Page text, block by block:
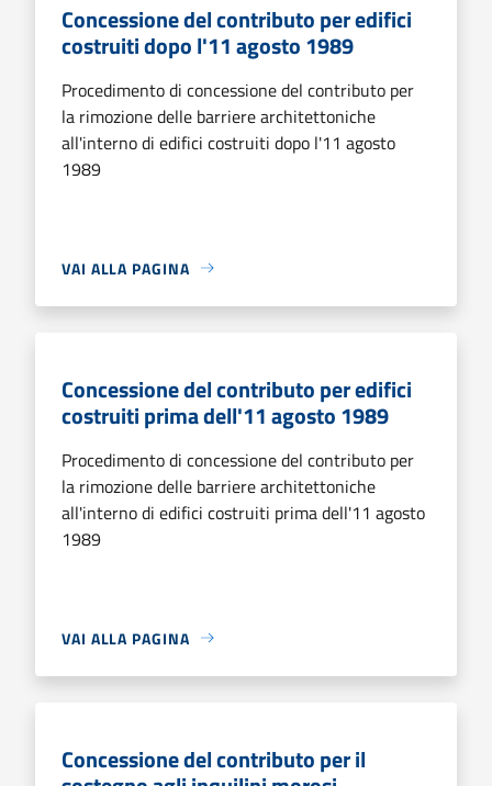
Concessione del contributo per edifici
costruiti dopo l'11 agosto 1989
Procedimento di concessione del contributo per
la rimozione delle barriere architettoniche
all'interno di edifici costruiti dopo l'11 agosto
1989
VAI ALLA PAGINA
Concessione del contributo per edifici
costruiti prima dell'11 agosto 1989
Procedimento di concessione del contributo per
la rimozione delle barriere architettoniche
all'interno di edifici costruiti prima dell'11 agosto
1989
VAI ALLA PAGINA
Concessione del contributo per il